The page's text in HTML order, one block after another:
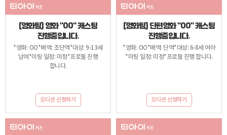
[영화팀] 영화 "OO" 캐스팅
진행중입니다.
*영화: OO*배역: 조단역*대상: 9-13세
남여*미팅 일정: 미정*프로필 진행
합니다.
오디션 신청하기
[영화팀] 단편영화 "OO" 캐스팅
진행중입니다.
*영화: OO*배역: 단역*대상: 6-8세 여아
*미팅 일정: 미정*프로필 진행 합니다.
오디션 신청하기